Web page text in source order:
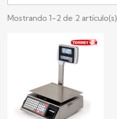
Mostrando 1-2 de 2 artículo(s)